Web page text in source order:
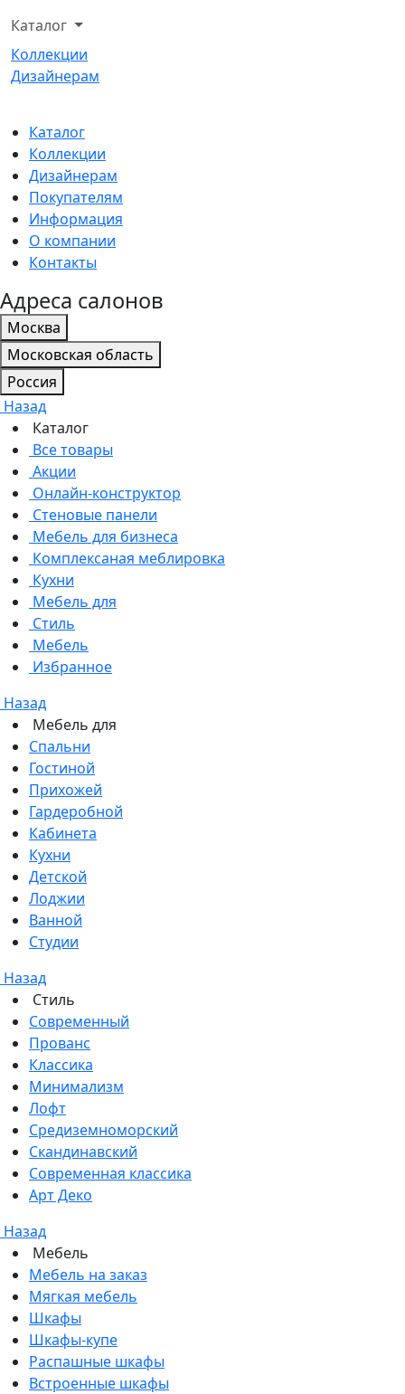
Каталог
Коллекции
Дизайнерам
Каталог
Коллекции
Дизайнерам
Покупателям
Информация
О компании
Контакты
Адреса салонов
Москва
Московская область
Россия
Назад
Каталог
Все товары
Акции
Онлайн-конструктор
Стеновые панели
Мебель для бизнеса
Комплексаная меблировка
Кухни
Мебель для
Стиль
Мебель
Избранное
Назад
Мебель для
Спальни
Гостиной
Прихожей
Гардеробной
Кабинета
Кухни
Детской
Лоджии
Ванной
Студии
Назад
Стиль
Современный
Прованс
Классика
Минимализм
Лофт
Средиземноморский
Скандинавский
Современная классика
Арт Деко
Назад
Мебель
Мебель на заказ
Мягкая мебель
Шкафы
Шкафы-купе
Распашные шкафы
Встроенные шкафы